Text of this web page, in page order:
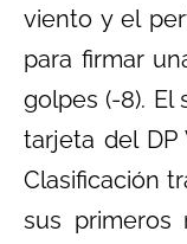
viento y el
para firmar
golpes (-8). El
tarjeta del DP
Clasificación
sus primeros